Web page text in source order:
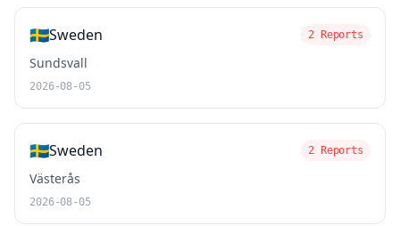
🇸🇪Sweden 2 Reports
Sundsvall
2026-08-05
🇸🇪Sweden 2 Reports
Västerås
2026-08-05